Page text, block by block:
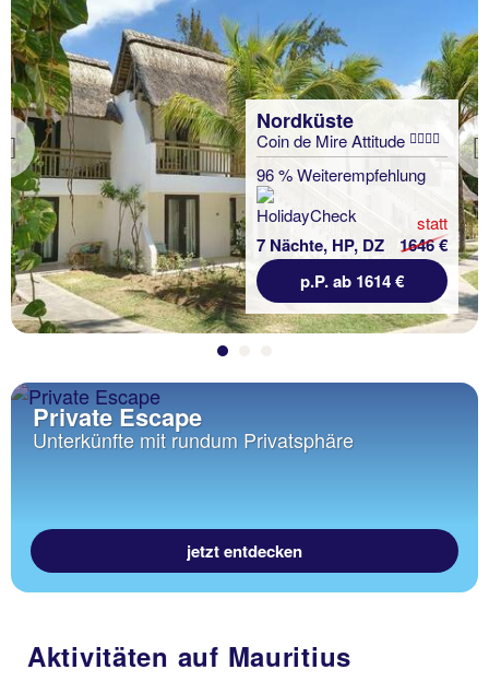
Previous
Nordküste
Coin de Mire Attitude
96 % Weiterempfehlung
7 Nächte, HP, DZ
statt
1646 €
p.P. ab 1614 €
Private Escape
Unterkünfte mit rundum Privatsphäre
jetzt entdecken
Aktivitäten auf Mauritius